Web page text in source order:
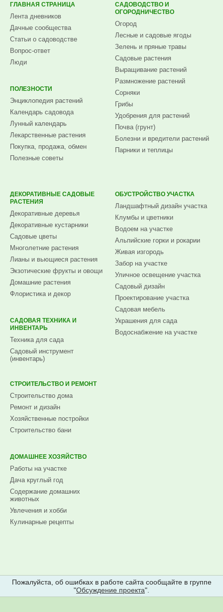
ГЛАВНАЯ СТРАНИЦА
Лента дневников
Дачные сообщества
Статьи о садоводстве
Вопрос-ответ
Люди
ПОЛЕЗНОСТИ
Энциклопедия растений
Календарь садовода
Лунный календарь
Лекарственные растения
Покупка, продажа, обмен
Полезные советы
САДОВОДСТВО И
ОГОРОДНИЧЕСТВО
Огород
Лесные и садовые ягоды
Зелень и пряные травы
Садовые растения
Выращивание растений
Размножение растений
Сорняки
Грибы
Удобрения для растений
Почва (грунт)
Болезни и вредители растений
Парники и теплицы
ДЕКОРАТИВНЫЕ САДОВЫЕ
РАСТЕНИЯ
Декоративные деревья
Декоративные кустарники
Садовые цветы
Многолетние растения
Лианы и вьющиеся растения
Экзотические фрукты и овощи
Домашние растения
Флористика и декор
САДОВАЯ ТЕХНИКА И
ИНВЕНТАРЬ
Техника для сада
Садовый инструмент
(инвентарь)
ОБУСТРОЙСТВО УЧАСТКА
Ландшафтный дизайн участка
Клумбы и цветники
Водоем на участке
Альпийские горки и рокарии
Живая изгородь
Забор на участке
Уличное освещение участка
Садовый дизайн
Проектирование участка
Садовая мебель
Украшения для сада
Водоснабжение на участке
СТРОИТЕЛЬСТВО И РЕМОНТ
Строительство дома
Ремонт и дизайн
Хозяйственные постройки
Строительство бани
ДОМАШНЕЕ ХОЗЯЙСТВО
Работы на участке
Дача круглый год
Содержание домашних
животных
Увлечения и хобби
Кулинарные рецепты
Пожалуйста, об ошибках в работе сайта сообщайте в группе
"Обсуждение проекта".